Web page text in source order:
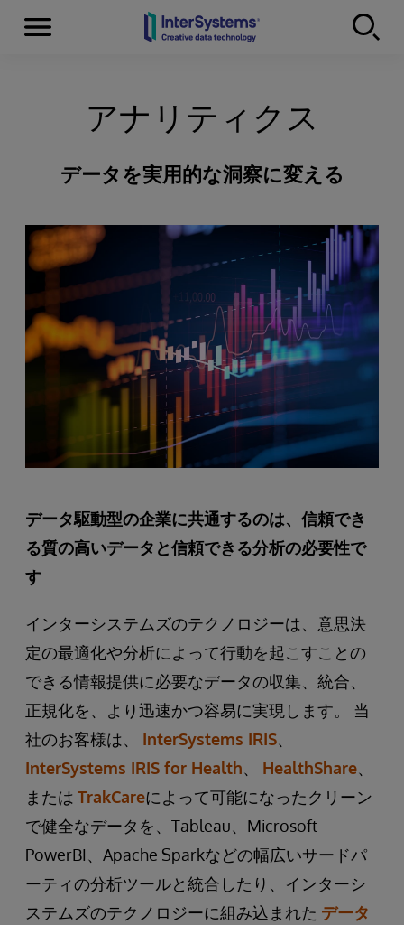
Skip to content
Menu
アナリティクス
データを実用的な洞察に変える
データ駆動型の企業に共通するのは、信頼でき
る質の高いデータと信頼できる分析の必要性で
す
インターシステムズのテクノロジーは、意思決
定の最適化や分析によって行動を起こすことの
できる情報提供に必要なデータの収集、統合、
正規化を、より迅速かつ容易に実現します。 当
社のお客様は、 InterSystems IRIS、
InterSystems IRIS for Health、 HealthShare、
または TrakCareによって可能になったクリーン
で健全なデータを、Tableau、Microsoft
PowerBI、Apache Sparkなどの幅広いサードパ
ーティの分析ツールと統合したり、インターシ
ステムズのテクノロジーに組み込まれた データ